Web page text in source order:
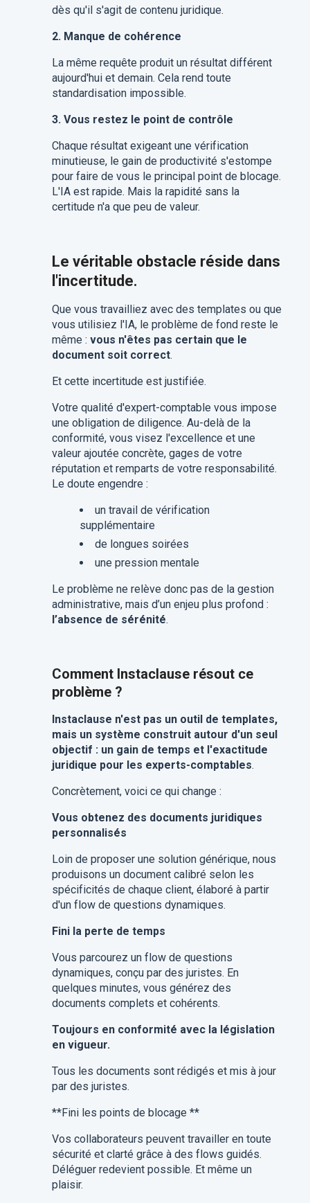
dès qu'il s'agit de contenu juridique.
2. Manque de cohérence
La même requête produit un résultat différent
aujourd'hui et demain. Cela rend toute
standardisation impossible.
3. Vous restez le point de contrôle
Chaque résultat exigeant une vérification
minutieuse, le gain de productivité s'estompe
pour faire de vous le principal point de blocage.
L'IA est rapide. Mais la rapidité sans la
certitude n'a que peu de valeur.
Le véritable obstacle réside dans
l'incertitude.
Que vous travailliez avec des templates ou que
vous utilisiez l'IA, le problème de fond reste le
même : vous n'êtes pas certain que le
document soit correct.
Et cette incertitude est justifiée.
Votre qualité d'expert-comptable vous impose
une obligation de diligence. Au-delà de la
conformité, vous visez l'excellence et une
valeur ajoutée concrète, gages de votre
réputation et remparts de votre responsabilité.
Le doute engendre :
un travail de vérification
supplémentaire
de longues soirées
une pression mentale
​Le problème ne relève donc pas de la gestion
administrative, mais d’un enjeu plus profond :
l’absence de sérénité.
Comment Instaclause résout ce
problème ?
Instaclause n'est pas un outil de templates,
mais un système construit autour d'un seul
objectif : un gain de temps et l'exactitude
juridique pour les experts-comptables.
Concrètement, voici ce qui change :
Vous obtenez des documents juridiques
personnalisés
Loin de proposer une solution générique, nous
produisons un document calibré selon les
spécificités de chaque client, élaboré à partir
d'un flow de questions dynamiques.
Fini la perte de temps
Vous parcourez un flow de questions
dynamiques, conçu par des juristes. En
quelques minutes, vous générez des
documents complets et cohérents.
Toujours en conformité avec la législation
en vigueur.
Tous les documents sont rédigés et mis à jour
par des juristes.
**Fini les points de blocage **
Vos collaborateurs peuvent travailler en toute
sécurité et clarté grâce à des flows guidés.
Déléguer redevient possible. Et même un
plaisir.